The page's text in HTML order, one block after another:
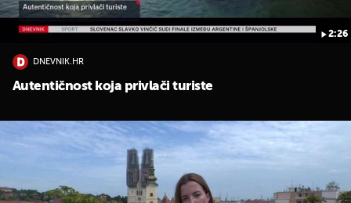
2:26
DNEVNIK.HR
Autentičnost koja privlači turiste